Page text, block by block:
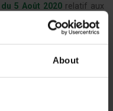
About
5 Août 2020 relatif aux
à entrer en contact
pour nourrissons et
contenant des